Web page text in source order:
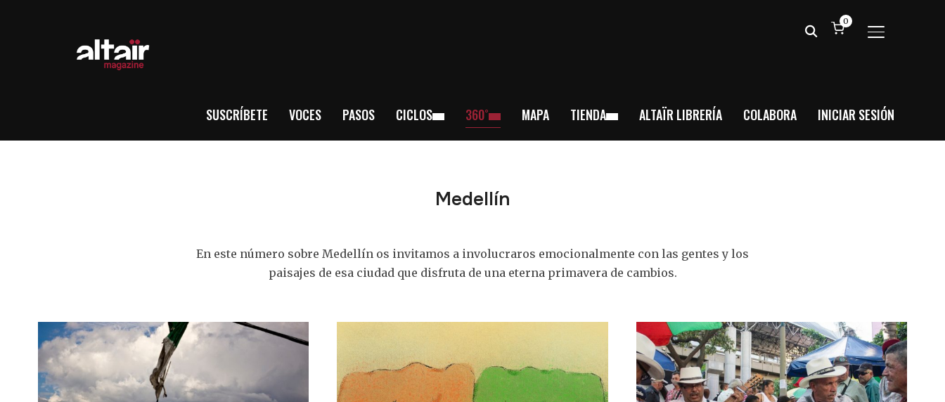
ALTERNAR
0
SUSCRÍBETE VOCES PASOS CICLOS 360˚ MAPA TIENDA ALTAÏR LIBRERÍA COLABORA INICIAR SESIÓN
Medellín
En este número sobre Medellín os invitamos a involucraros emocionalmente con las gentes y los
paisajes de esa ciudad que disfruta de una eterna primavera de cambios.